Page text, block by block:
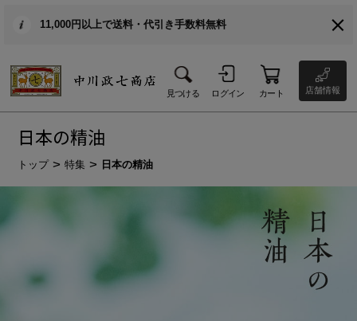
11,000円以上で送料・代引き手数料無料
見つける ログイン カート 店舗情報
日本の精油
トップ 特集 日本の精油